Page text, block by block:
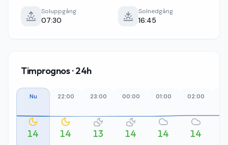
Soluppgång
07:30
Solnedgång
16:45
Timprognos · 24h
Nu
14
22:00
14
23:00
13
00:00
14
01:00
14
02:00
14